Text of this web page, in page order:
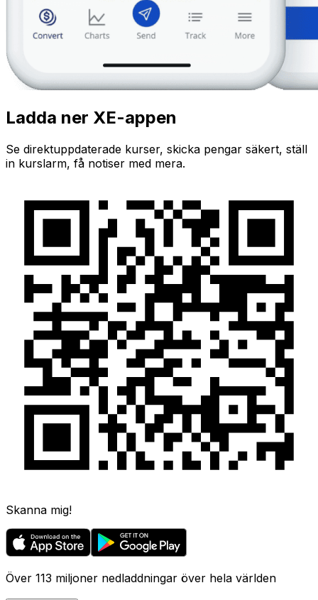
Ladda ner XE-appen
Se direktuppdaterade kurser, skicka pengar säkert, ställ
in kurslarm, få notiser med mera.
Skanna mig!
Över 113 miljoner nedladdningar över hela världen